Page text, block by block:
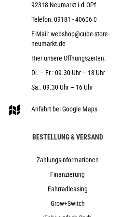
CUBE Rise Trail Bar 35
ACID Hybrid Perform
ACROS AZF-1034,
Routing), Top Zero-Stack 1 1/2" (ZS
Stack 1 1/2" (ZS 56mm), X-Connect
ACID PP MTB
CUBE Dropper
Internal Cable Routing, 31.6mm
ACID Venec EMTB Plus 145
Cube
Cube
92318 Neumarkt i.d.OPf
Telefon:09181 - 40606 0
E-Mail:webshop@cube-store-
neumarkt.de
Hier unsere Öffnungszeiten:
Di. – Fr.: 09.30 Uhr – 18 Uhr
Sa.: 09.30 Uhr – 16 Uhr
Anfahrt bei Google Maps
BESTELLUNG & VERSAND
Zahlungsinformationen
Finanzierung
Fahrradleasing
Grow+Switch